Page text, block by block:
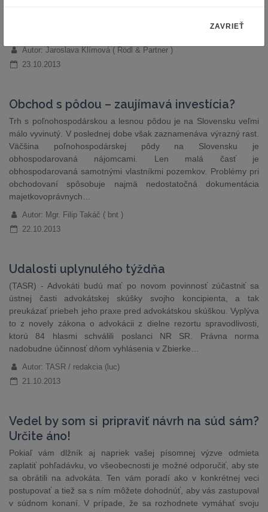
len „novela“). Účinnosť novely je naplánovaná od 1. januára 2014.
Autor: Jaroslava Klímová ( Rödl & Partner )
23.10.2013
Obchod s pôdou – zaujímavá investícia?
Trh s poľnohospodárskou a lesnou pôdou je na Slovensku veľmi
málo vyvinutý. V poslednej dobe však zaznamenáva výrazný rast.
Väčšina poľnohospodárskej pôdy na Slovensku je
obhospodarovaná nájomcami. Len malá časť je
obhospodarovaná samotnými vlastníkmi pozemkov. Problémy pri
obchodovaní spôsobuje najmä nedostatočná dokumentácia
majetkovoprávnych…
Autor: Mgr. Filip Takáč ( bnt )
22.10.2013
Udalosti uplynulého týždňa
(TASR) - Advokáti budú mať po novom povinnosť zúčastniť sa
ústnej časti advokátskej skúšky svojho koncipienta, a tak
preukázať priebeh jeho praxe pred advokátskou skúškou. Vyplýva
to z novely zákona o advokácii z dielne rezortu spravodlivosti,
ktorú 84 hlasmi schválili poslanci NR SR. Právna norma
nadobudne účinnosť dňom vyhlásenia v Zbierke…
Autor: TASR / redakcia (luc)
21.10.2013
Vedel by som si pripraviť návrh na súd sám?
Určite áno!
Pokiaľ vám dlžník aj napriek vašej písomnej výzve odmieta
zaplatiť pohľadávku, vo všeobecnosti je možné odporučiť, aby ste
sa obrátili na advokáta. Ten vám poradí ako v konkrétnej veci
postupovať a tiež sa s ním môžete dohodnúť, aby vás zastupoval
v súdnom konaní. V prípade, že sa rozhodnete vymáhať svoju
ZAVRIEŤ